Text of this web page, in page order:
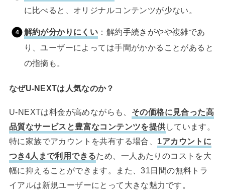
に比べると、オリジナルコンテンツが少ない。
解約が分かりにくい ：解約手続きがやや複雑であ
り、ユーザーによっては手間がかかることがあると
の指摘も。
なぜU-NEXTは人気なのか？
U-NEXTは料金が高めながらも、 その価格に見合った高
品質なサービスと豊富なコンテンツを提供 しています。
特に家族でアカウントを共有する場合、 1アカウントに
つき4人まで利用できるため、一人あたりのコストを大
幅に抑えることができます。また、31日間の無料トラ
イアルは新規ユーザーにとって大きな魅力です。